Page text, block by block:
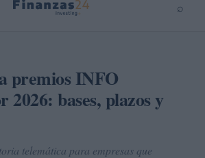
⌕
premios INFO
2026: bases, plazos y
telemática para empresas que